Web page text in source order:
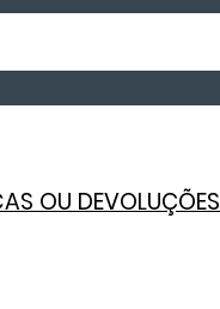
OU DEVOLUÇÕES